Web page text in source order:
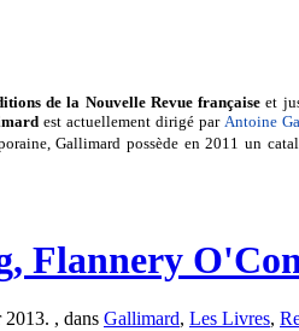
de la Nouvelle Revue française et
est actuellement dirigé par Antoine
Gallimard possède en 2011 un
Flannery
, dans Gallimard, Les Livres,